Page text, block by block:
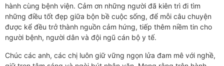
hành cùng bệnh viện. Cảm ơn những người đã kiên trì đi tìm
những điều tốt đẹp giữa bộn bề cuộc sống, để mỗi câu chuyện
được kể đều trở thành nguồn cảm hứng, tiếp thêm niềm tin cho
người bệnh, người dân và đội ngũ cán bộ y tế.
Chúc các anh, các chị luôn giữ vững ngọn lửa đam mê với nghề,